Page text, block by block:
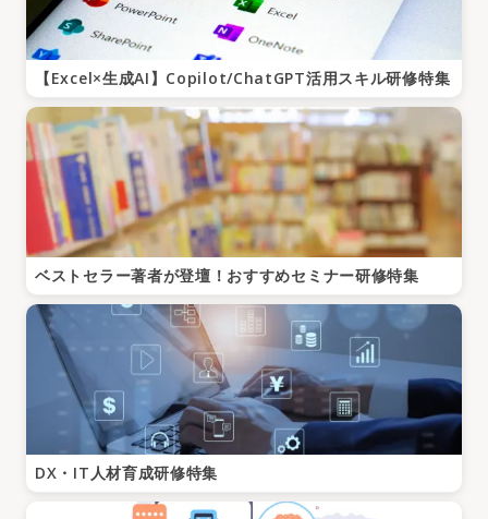
【Excel×生成AI】Copilot/ChatGPT活用スキル研修特集
ベストセラー著者が登壇！おすすめセミナー研修特集
DX・IT人材育成研修特集